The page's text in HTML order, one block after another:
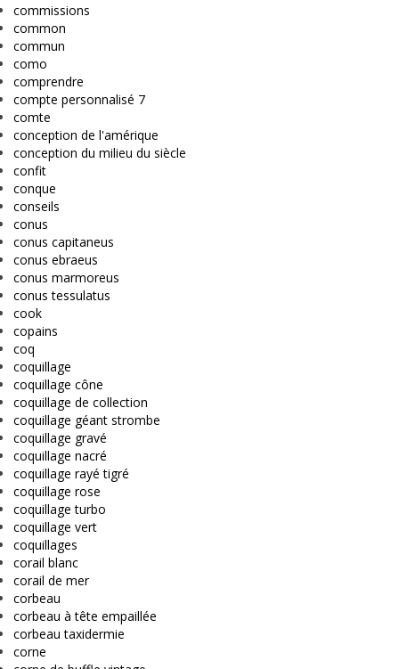
commissions
common
commun
como
comprendre
compte personnalisé 7
comte
conception de l'amérique
conception du milieu du siècle
confit
conque
conseils
conus
conus capitaneus
conus ebraeus
conus marmoreus
conus tessulatus
cook
copains
coq
coquillage
coquillage cône
coquillage de collection
coquillage géant strombe
coquillage gravé
coquillage nacré
coquillage rayé tigré
coquillage rose
coquillage turbo
coquillage vert
coquillages
corail blanc
corail de mer
corbeau
corbeau à tête empaillée
corbeau taxidermie
corne